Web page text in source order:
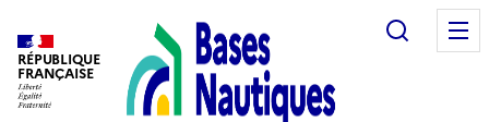
RÉPUBLIQUE
FRANÇAISE